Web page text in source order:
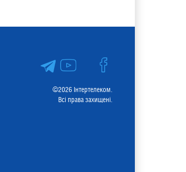
©2026 Інтертелеком.
Всі права захищені.